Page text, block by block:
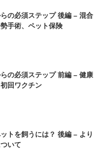
の必須ステップ 後編 – 混合
手術、ペット保険
の必須ステップ 前編 – 健康
回ワクチン
トを飼うには？ 後編 – より
いて